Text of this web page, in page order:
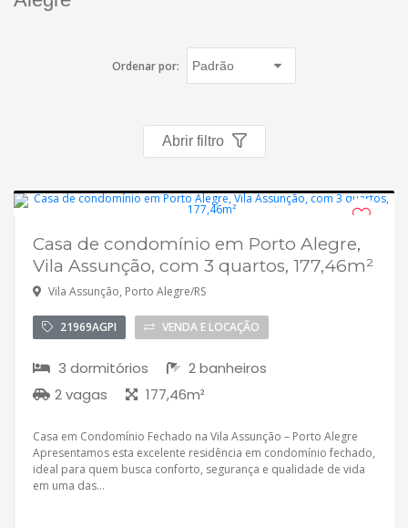
Fichas cadastrais
Financiamento
Política de privacidade
Postagens
Simulador de financiamento
whatsapp
ANUCIE SEU IMOVEL CONOSCO
Imóveis favoritos
Contato
Ordenar por:
Abrir filtro
Desocupado
Casa de condomínio em Porto Alegre,
Vila Assunção, com 3 quartos, 177,46m²
Vila Assunção, Porto Alegre/RS
21969AGPI VENDA E LOCAÇÃO
3 dormitórios
2 banheiros
2 vagas
177,46m²
Casa em Condomínio Fechado na Vila Assunção – Porto Alegre
Apresentamos esta excelente residência em condomínio fechado,
ideal para quem busca conforto, segurança e qualidade de vida
em uma das...